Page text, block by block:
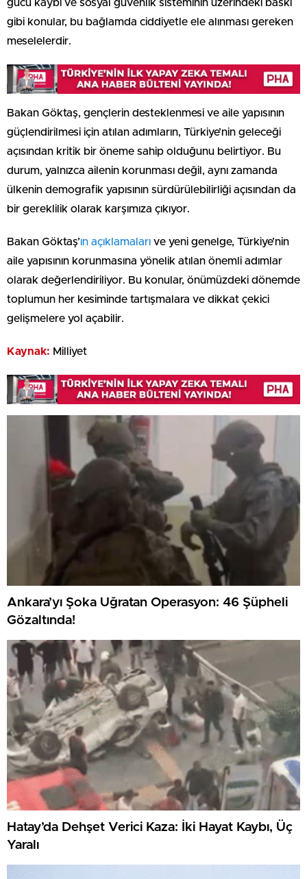
gücü kaybı ve sosyal güvenlik sisteminin üzerindeki baskı
gibi konular, bu bağlamda ciddiyetle ele alınması gereken
meselelerdir.
Bakan Göktaş, gençlerin desteklenmesi ve aile yapısının
güçlendirilmesi için atılan adımların, Türkiye’nin geleceği
açısından kritik bir öneme sahip olduğunu belirtiyor. Bu
durum, yalnızca ailenin korunması değil, aynı zamanda
ülkenin demografik yapısının sürdürülebilirliği açısından da
bir gereklilik olarak karşımıza çıkıyor.
Bakan Göktaş’ın açıklamaları ve yeni genelge, Türkiye’nin
aile yapısının korunmasına yönelik atılan önemli adımlar
olarak değerlendiriliyor. Bu konular, önümüzdeki dönemde
toplumun her kesiminde tartışmalara ve dikkat çekici
gelişmelere yol açabilir.
Kaynak: Milliyet
Ankara’yı Şoka Uğratan Operasyon: 46 Şüpheli
Gözaltında!
Hatay’da Dehşet Verici Kaza: İki Hayat Kaybı, Üç
Yaralı